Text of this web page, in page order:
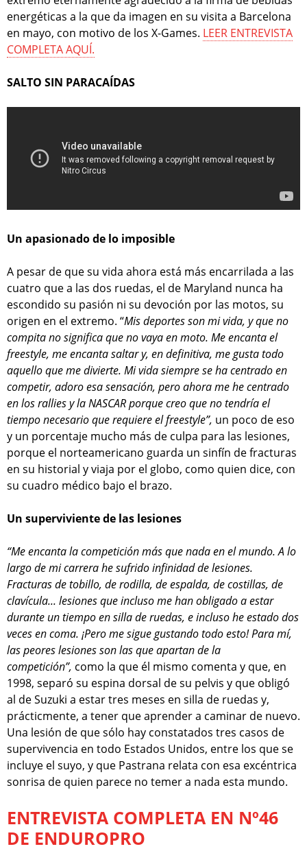
energéticas a la que da imagen en su visita a Barcelona
en mayo, con motivo de los X-Games. LEER ENTREVISTA
COMPLETA AQUÍ.
SALTO SIN PARACAÍDAS
Un apasionado de lo imposible
A pesar de que su vida ahora está más encarrilada a las
cuatro que a las dos ruedas, el de Maryland nunca ha
escondido su pasión ni su devoción por las motos, su
origen en el extremo. “Mis deportes son mi vida, y que no
compita no significa que no vaya en moto. Me encanta el
freestyle, me encanta saltar y, en definitiva, me gusta todo
aquello que me divierte. Mi vida siempre se ha centrado en
competir, adoro esa sensación, pero ahora me he centrado
en los rallies y la NASCAR porque creo que no tendría el
tiempo necesario que requiere el freestyle”, un poco de eso
y un porcentaje mucho más de culpa para las lesiones,
porque el norteamericano guarda un sinfín de fracturas
en su historial y viaja por el globo, como quien dice, con
su cuadro médico bajo el brazo.
Un superviviente de las lesiones
“Me encanta la competición más que nada en el mundo. A lo
largo de mi carrera he sufrido infinidad de lesiones.
Fracturas de tobillo, de rodilla, de espalda, de costillas, de
clavícula... lesiones que incluso me han obligado a estar
durante un tiempo en silla de ruedas, e incluso he estado dos
veces en coma. ¡Pero me sigue gustando todo esto! Para mí,
las peores lesiones son las que apartan de la
competición”, como la que él mismo comenta y que, en
1998, separó su espina dorsal de su pelvis y que obligó
al de Suzuki a estar tres meses en silla de ruedas y,
prácticmente, a tener que aprender a caminar de nuevo.
Una lesión de que sólo hay constatados tres casos de
supervivencia en todo Estados Unidos, entre los que se
incluye el suyo, y que Pastrana relata con esa excéntrica
sonrisa de quien parece no temer a nada esta mundo.
ENTREVISTA COMPLETA EN Nº46
DE ENDUROPRO